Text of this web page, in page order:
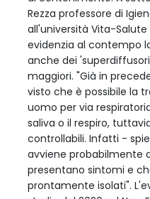
Rezza professore di
all'università Vita-Salute
evidenzia al contempo
anche dei
maggiori. "Già in
visto che è possibile la
uomo per via
saliva o il respiro,
controllabili. Infatti -
avviene probabilmente
presentano sintomi e
prontamente isolati".